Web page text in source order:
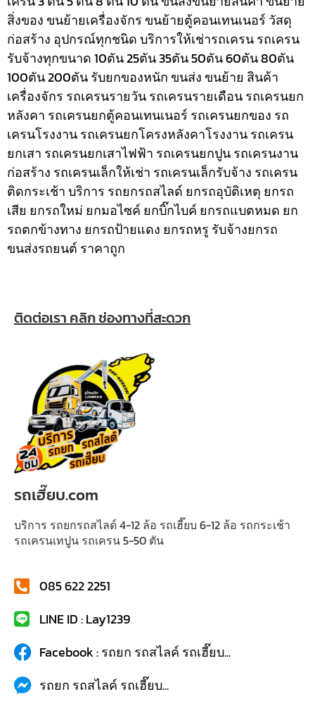
สิ่งของ ขนย้ายเครื่องจักร ขนย้ายตู้คอนเทนเนอร์ วัสดุ
ก่อสร้าง อุปกรณ์ทุกชนิดบริการให้เช่ารถเครน รถเครน
รับจ้างทุกขนาด 10ตัน 25ตัน 35ตัน 50ตัน 60ตัน 80ตัน
100ตัน 200ตัน รับยกของหนัก ขนส่ง ขนย้าย สินค้า
เครื่องจักร รถเครนรายวัน รถเครนรายเดือน รถเครนยก
หลังคา รถเครนยกตู้คอนเทนเนอร์ รถเครนยกของ รถ
เครนโรงงาน รถเครนยกโครงหลังคาโรงงาน รถเครน
ยกเสา รถเครนยกเสาไฟฟ้า รถเครนยกปูน รถเครนงาน
ก่อสร้าง รถเครนเล็กให้เช่า รถเครนเล็กรับจ้าง รถเครน
ติดกระเช้าบริการ รถยกรถสไลด์ ยกรถอุบัติเหตุ ยกรถ
เสีย ยกรถใหม่ ยกมอไซค์ ยกบิ๊กไบค์ ยกรถแบตหมด ยก
รถตกข้างทาง ยกรถป้ายแดง ยกรถหรู รับจ้างยกรถ
ขนส่งรถยนต์ ราคาถูก
ติดต่อเรา คลิก ช่องทางที่สะดวก
รถเฮี๊ยบ.com
บริการ รถยกรถสไลด์ 4-12 ล้อ รถเฮี๊ยบ 6-12 ล้อ รถกระเช้า
รถเครนเทปูน รถเครน 5-50 ตัน
085 622 2251
LINE ID : Lay1239
Facebook : รถยก รถสไลค์ รถเฮี๊ยบ...
รถยก รถสไลค์ รถเฮี๊ยบ...